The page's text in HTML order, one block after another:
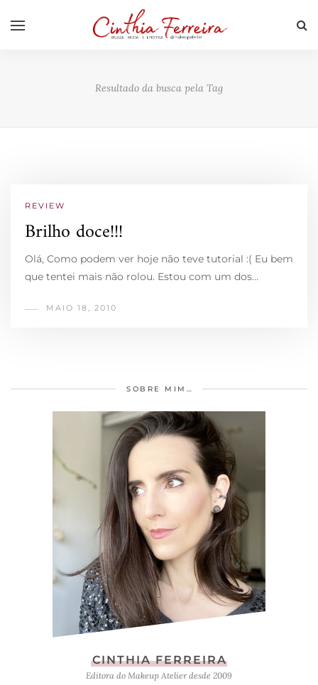
Resultado da busca pela Tag
REVIEW
Brilho doce!!!
Olá, Como podem ver hoje não teve tutorial :( Eu bem
que tentei mais não rolou. Estou com um dos…
MAIO 18, 2010
SOBRE MIM…
CINTHIA FERREIRA
Editora do Makeup Atelier desde 2009